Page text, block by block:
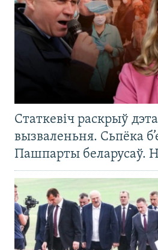
Статкевіч раскрыў
вызваленьня. Сьпёка
Пашпарты беларусаў.